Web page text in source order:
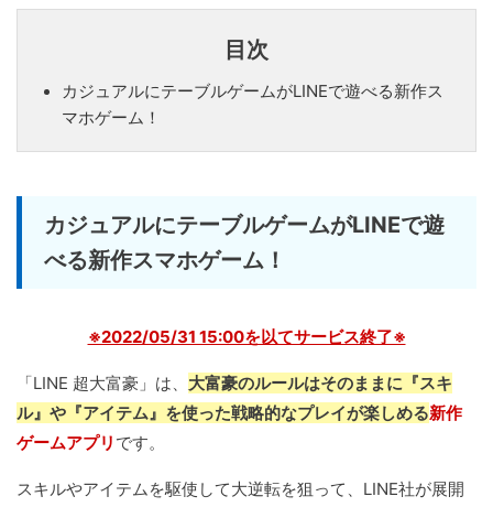
目次
カジュアルにテーブルゲームがLINEで遊べる新作ス
マホゲーム！
カジュアルにテーブルゲームがLINEで遊
べる新作スマホゲーム！
※2022/05/31 15:00を以てサービス終了※
「LINE 超大富豪」は、 大富豪のルールはそのままに『スキ
ル』や『アイテム』を使った戦略的なプレイが楽しめる新作
ゲームアプリ です。
スキルやアイテムを駆使して大逆転を狙って、LINE社が展開